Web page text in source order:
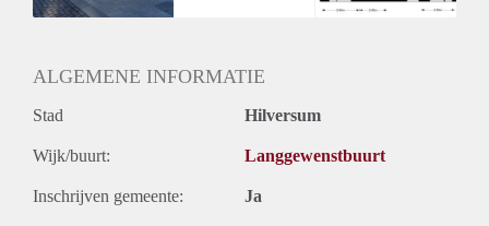
Onbepaalde termijn
ALGEMENE INFORMATIE
Stad Hilversum
Wijk/buurt: Langgewenstbuurt
Inschrijven gemeente: Ja